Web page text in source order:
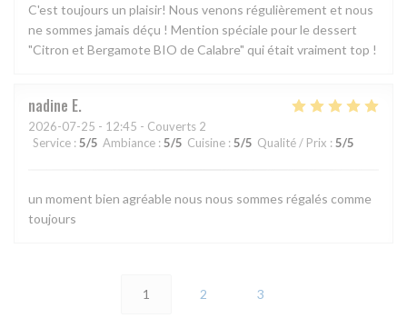
C'est toujours un plaisir! Nous venons régulièrement et nous
ne sommes jamais déçu ! Mention spéciale pour le dessert
"Citron et Bergamote BIO de Calabre" qui était vraiment top !
nadine E
2026-07-25 - 12:45 - Couverts 2
Service : 5/5 Ambiance : 5/5 Cuisine : 5/5 Qualité / Prix : 5/5
un moment bien agréable nous nous sommes régalés comme
toujours
1 2 3